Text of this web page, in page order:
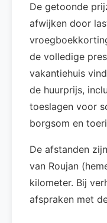
De getoonde
afwijken door
de volledige
vakantiehuis
de huurprijs,
toeslagen voor
borgsom en
De afstanden
van Roujan
kilometer. Bij
afspraken met